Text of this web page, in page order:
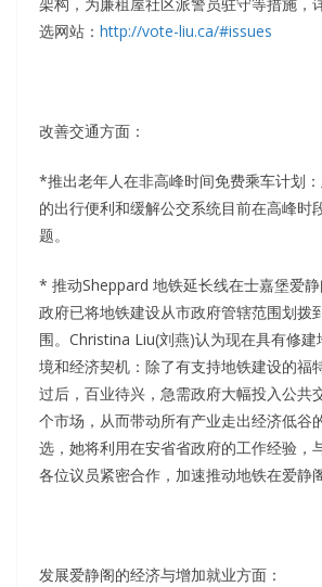
选网站： http://vote-liu.ca/#issues
改善交通方面：
*推出老年人在非高峰时间免费乘车计划
的出行便利和缓解公交系统目前在高峰时
题。
* 推动Sheppard 地铁延长线在士嘉堡爱
政府已将地铁建设从市政府管辖范围划拨
围。Christina Liu(刘燕)认为现在具有修
境和经济契机：除了有支持地铁建设的福
过后，百业待兴，急需政府大幅投入公共
个市场，从而带动所有产业走出经济低谷
选，她将利用在安省省政府的工作经验，
各位议员紧密合作，加速推动地铁在爱静
发展爱静阁的经济与增加就业方面：